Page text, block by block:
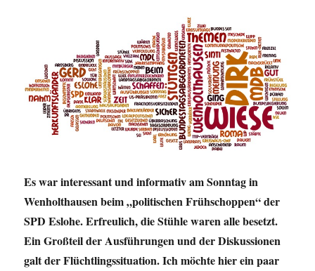
Es war interessant und informativ am Sonntag in
Wenholthausen beim „politischen Frühschoppen“ der
SPD Eslohe. Erfreulich, die Stühle waren alle besetzt.
Ein Großteil der Ausführungen und der Diskussionen
galt der Flüchtlingssituation. Ich möchte hier ein paar